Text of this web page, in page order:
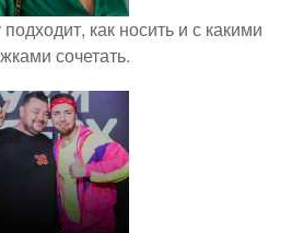
как носить и с какими
сочетать.